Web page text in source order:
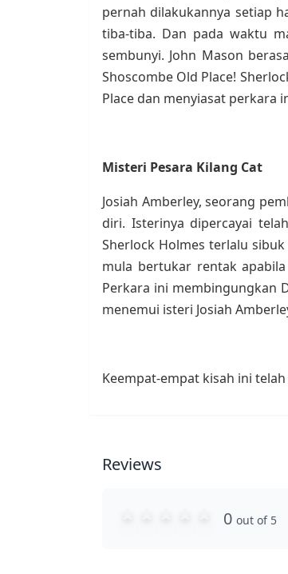
pernah dilakukannya setiap
tiba-tiba. Dan pada waktu
sembunyi. John Mason
Shoscombe Old Place!
Place dan menyiasat perkara
Misteri Pesara Kilang Cat
Josiah Amberley, seorang
diri. Isterinya dipercayai
Sherlock Holmes terlalu
mula bertukar rentak
Perkara ini membingungkan
menemui isteri Josiah
Keempat-empat kisah ini
Reviews
0 out of 5